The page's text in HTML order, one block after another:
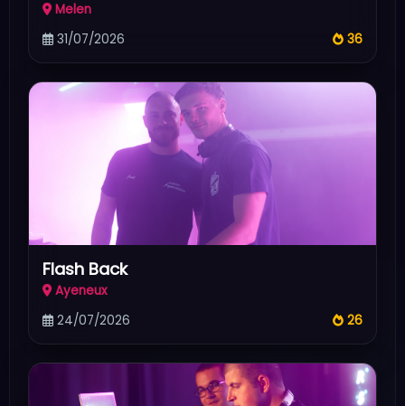
Melen
31/07/2026
36
Flash Back
Ayeneux
24/07/2026
26